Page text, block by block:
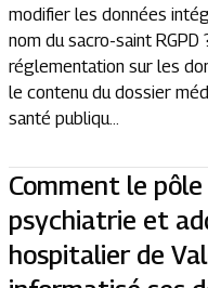
modifier les données
nom du sacro-saint RGPD
réglementation sur les
le contenu du dossier
santé publiqu...
Comment le pôle
psychiatrie et
hospitalier de